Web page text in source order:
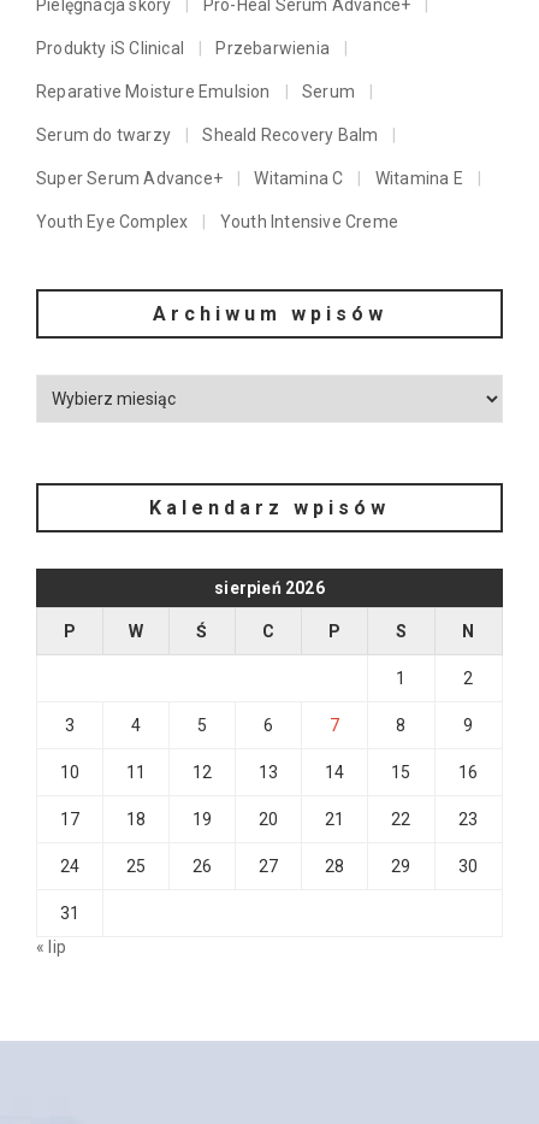
Pielęgnacja skóry Pro-Heal Serum Advance+
Produkty iS Clinical Przebarwienia
Reparative Moisture Emulsion Serum
Serum do twarzy Sheald Recovery Balm
Super Serum Advance+ Witamina C Witamina E
Youth Eye Complex Youth Intensive Creme
Archiwum wpisów
Kalendarz wpisów
sierpień 2026
P W Ś C P S N
1 2
3 4 5 6 7 8 9
10 11 12 13 14 15 16
17 18 19 20 21 22 23
24 25 26 27 28 29 30
31
« lip